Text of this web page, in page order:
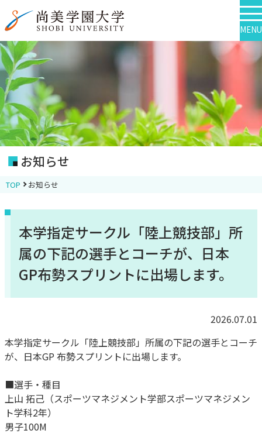
MENU
お知らせ
TOP お知らせ
本学指定サークル「陸上競技部」所
属の下記の選手とコーチが、日本
GP布勢スプリントに出場します。
2026.07.01
本学指定サークル「陸上競技部」所属の下記の選手とコーチ
が、 日本GP 布勢スプリントに出場します。
■選手・種目
上山 拓己（スポーツマネジメント学部スポーツマネジメン
ト学科2年）
男子100M